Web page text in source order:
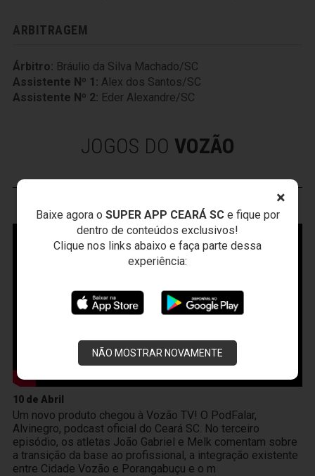
×
Baixe agora o SUPER APP CEARÁ SCe fique por
dentro de conteúdos exclusivos!
Clique nos links abaixo e faça parte dessa
experiência:
NÃO MOSTRAR NOVAMENTE
ARBITRAGEM
Árbitro: Bráulio da Silva Machado/SC
Assistente Nº 1: Alex dos Santos/SC
Assistente Nº 2: Eder Alexandre/SC
JOGOS DO VOZÃO
VOZÃO TV
10 de Abril
Um novo produto chegou à Vozão TV! O PodFalar,
Alvinegro, podcast oficial do Ceará SC. No terceiro
episódio, os atletas João Gabriel e Melk comentam sobre
a transição da base ao profissional, a integração existente
entre Cidade Vozão e Porangabuçu e o m